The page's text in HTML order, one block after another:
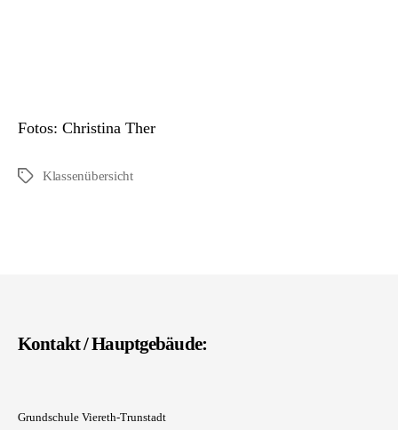
Fotos: Christina Ther
Schlagwörter
Klassenübersicht
Kontakt / Hauptgebäude:
Grundschule Viereth-Trunstadt